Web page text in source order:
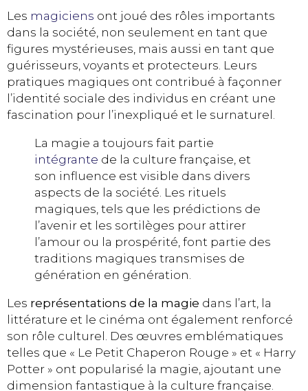
Les magiciens ont joué des rôles importants
dans la société, non seulement en tant que
figures mystérieuses, mais aussi en tant que
guérisseurs, voyants et protecteurs. Leurs
pratiques magiques ont contribué à façonner
l’identité sociale des individus en créant une
fascination pour l’inexpliqué et le surnaturel.
La magie a toujours fait partie
intégrante de la culture française, et
son influence est visible dans divers
aspects de la société. Les rituels
magiques, tels que les prédictions de
l’avenir et les sortilèges pour attirer
l’amour ou la prospérité, font partie des
traditions magiques transmises de
génération en génération.
Les représentations de la magie dans l’art, la
littérature et le cinéma ont également renforcé
son rôle culturel. Des œuvres emblématiques
telles que « Le Petit Chaperon Rouge » et « Harry
Potter » ont popularisé la magie, ajoutant une
dimension fantastique à la culture française.